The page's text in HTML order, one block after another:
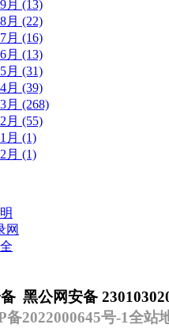
月 (13)
月 (22)
月 (16)
月 (13)
月 (31)
月 (39)
月 (268)
月 (55)
月 (1)
月 (1)
网
黑公网安备
备2022000645号-1全站